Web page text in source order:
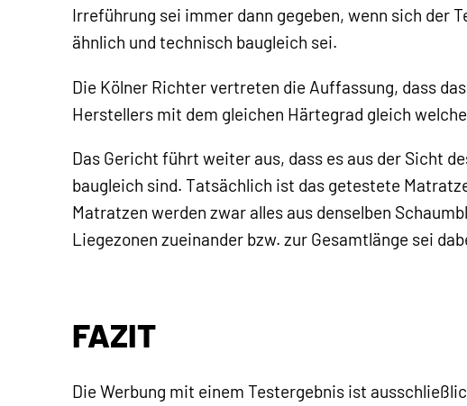
Irreführung sei immer dann gegeben, wenn sich der
ähnlich und technisch baugleich sei.
Die Kölner Richter vertreten die Auffassung, dass
Herstellers mit dem gleichen Härtegrad gleich
Das Gericht führt weiter aus, dass es aus der Sicht
baugleich sind. Tatsächlich ist das getestete
Matratzen werden zwar alles aus denselben
Liegezonen zueinander bzw. zur Gesamtlänge sei
FAZIT
Die Werbung mit einem Testergebnis ist